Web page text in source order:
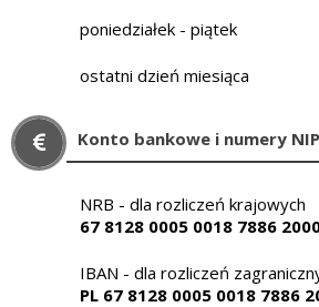
poniedziałek - piątek
ostatni dzień miesiąca
Konto bankowe i numery NIP
NRB - dla rozliczeń krajowych
67 8128 0005 0018 7886
IBAN - dla rozliczeń
PL 67 8128 0005 0018 7886